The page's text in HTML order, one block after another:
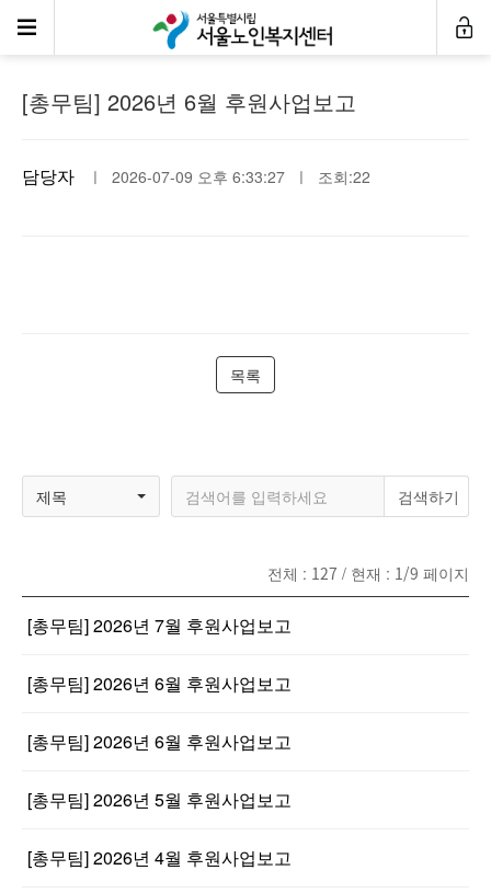
후원사업보고
[총무팀] 2026년 6월 후원사업보고
담당자 ㅣ 2026-07-09 오후 6:33:27 ㅣ 조회:22
목록
제목
전체 : 127 / 현재 : 1/9 페이지
[총무팀] 2026년 7월 후원사업보고
[총무팀] 2026년 6월 후원사업보고
[총무팀] 2026년 6월 후원사업보고
[총무팀] 2026년 5월 후원사업보고
[총무팀] 2026년 4월 후원사업보고